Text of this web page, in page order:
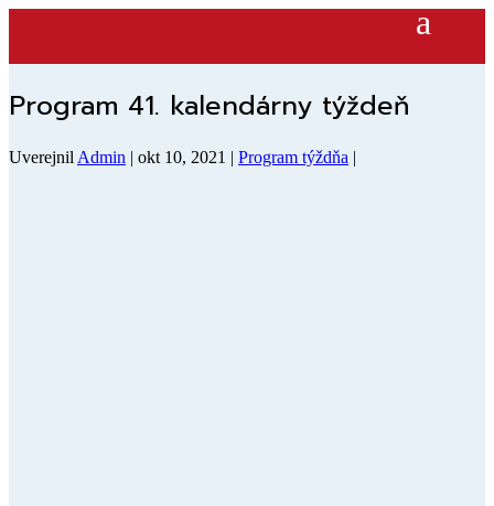
Program 41. kalendárny týždeň
Uverejnil Admin | okt 10, 2021 | Program týždňa |